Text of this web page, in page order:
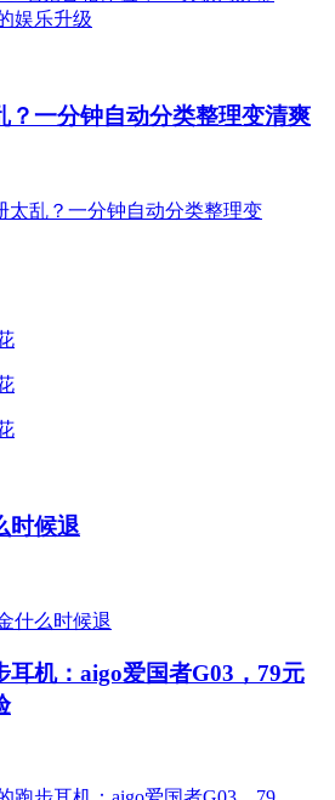
？一分钟自动分类整理变清爽
时候退
耳机：aigo爱国者G03，79元